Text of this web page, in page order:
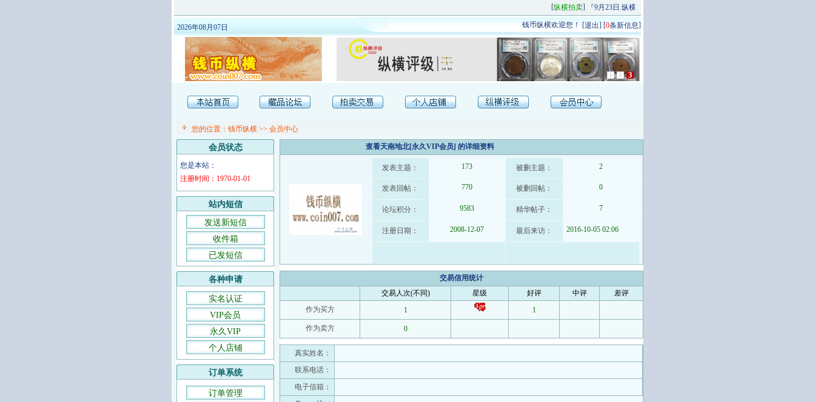
纵横拍卖]『9月23日.纵横秋季精品场P场』 今日上新！[纵横拍卖]9月20日.纵横
2026年08月07日 钱币纵横欢迎您！ [退出] [0条新信息]
1 2 3
您的位置： 钱币纵横 >> 会员中心
会员状态
您是本站：
注册时间：1970-01-01
站内短信
发送新短信
收件箱
已发短信
各种申请
实名认证
VIP会员
永久VIP
个人店铺
订单系统
订单管理
查看天南地北[永久VIP会员] 的详细资料
发表主题： 173 被删主题： 2
发表回帖： 770 被删回帖： 0
论坛积分： 9583 精华帖子： 7
注册日期： 2008-12-07 最后来访： 2016-10-05 02:06
交易信用统计
交易人次(不同)
星级 好评 中评
差评
作为买方
1 1
作为卖方 0
真实姓名：
联系电话：
电子信箱：